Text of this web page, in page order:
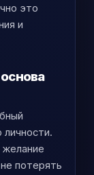
это
и
потерять